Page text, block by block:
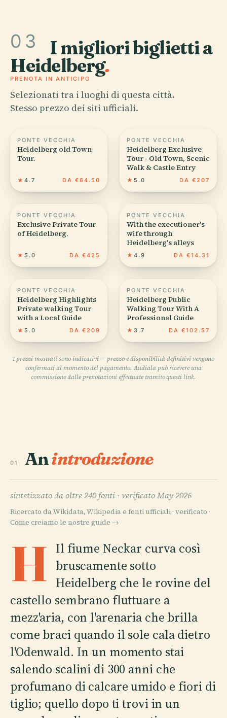
03 I migliori biglietti a
Heidelberg.
PRENOTA IN ANTICIPO
Selezionati tra i luoghi di questa città.
Stesso prezzo dei siti ufficiali.
PONTE VECCHIA
Heidelberg old Town
Tour.
★ 4.7 DA €64.50
PONTE VECCHIA
Heidelberg Exclusive
Tour - Old Town, Scenic
Walk & Castle Entry
★ 5.0 DA €207
PONTE VECCHIA
Exclusive Private Tour
of Heidelberg.
★ 5.0 DA €425
PONTE VECCHIA
With the executioner's
wife through
Heidelberg's alleys
★ 4.9 DA €14.31
PONTE VECCHIA
Heidelberg Highlights
Private walking Tour
with a Local Guide
★ 5.0 DA €209
PONTE VECCHIA
Heidelberg Public
Walking Tour With A
Professional Guide
★ 3.7 DA €102.57
I prezzi mostrati sono indicativi — prezzo e disponibilità definitivi vengono
confermati al momento del pagamento. Audiala può ricevere una
commissione dalle prenotazioni effettuate tramite questi link.
01 Anintroduzione
sintetizzato da oltre 240 fonti · verificato May 2026
Ricercato da Wikidata, Wikipedia e fonti ufficiali · verificato ·
Come creiamo le nostre guide →
H Il fiume Neckar curva così
bruscamente sotto
Heidelberg che le rovine del
castello sembrano fluttuare a
mezz'aria, con l'arenaria che brilla
come braci quando il sole cala dietro
l'Odenwald. In un momento stai
salendo scalini di 300 anni che
profumano di calcare umido e fiori di
tiglio; quello dopo ti trovi in un